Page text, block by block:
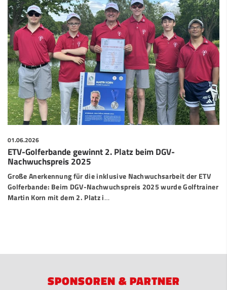
01.06.2026
ETV-Golferbande gewinnt 2. Platz beim DGV-
Nachwuchspreis 2025
Große Anerkennung für die inklusive Nachwuchsarbeit der ETV
Golferbande: Beim DGV-Nachwuchspreis 2025 wurde Golftrainer
Martin Korn mit dem 2. Platz i…
SPONSOREN & PARTNER